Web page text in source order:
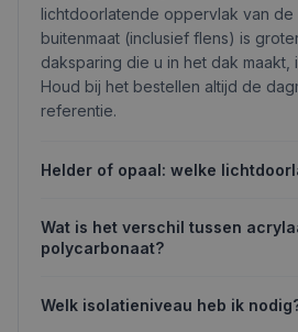
lichtdoorlatende oppervlak van de
buitenmaat (inclusief flens) is
daksparing die u in het dak maakt,
Houd bij het bestellen altijd de
referentie.
Helder of opaal: welke
Wat is het verschil tussen
polycarbonaat?
Welk isolatieniveau heb ik